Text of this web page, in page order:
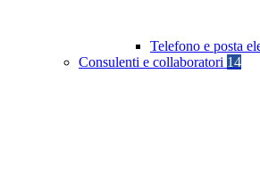
Telefono e posta
Consulenti e collaboratori 14